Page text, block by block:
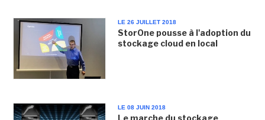
LE 26 JUILLET 2018
StorOne pousse à l'adoption du
stockage cloud en local
LE 08 JUIN 2018
Le marche du stockage